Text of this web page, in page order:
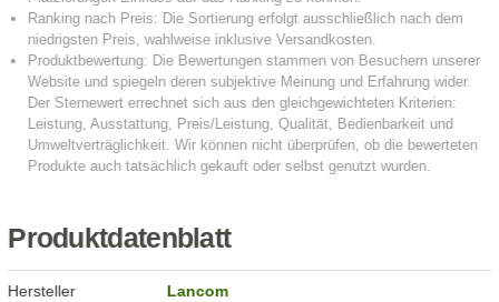
Produktdatenblatt
Hersteller Lancom